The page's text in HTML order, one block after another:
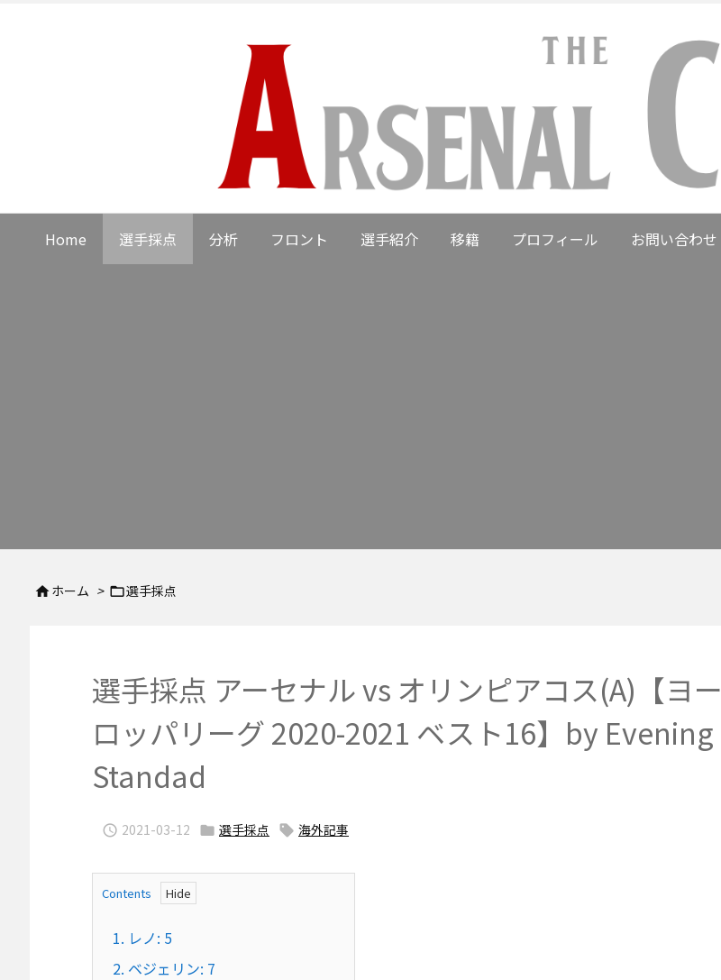
Home 選手採点 分析 フロント 選手紹介 移籍 プロフィール お問い合わせ
ホーム > 選手採点
選手採点 アーセナル vs オリンピアコス(A)【ヨー
ロッパリーグ 2020-2021 ベスト16】by Evening
Standad
 2021-03-12  選手採点  海外記事
Contents
1. レノ: 5
2. ベジェリン: 7